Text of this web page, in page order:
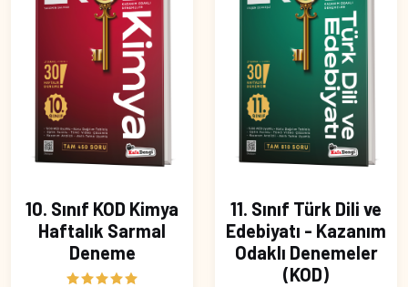
10. Sınıf KOD Kimya
Haftalık Sarmal
Deneme
11. Sınıf Türk Dili ve
Edebiyatı - Kazanım
Odaklı Denemeler
(KOD)